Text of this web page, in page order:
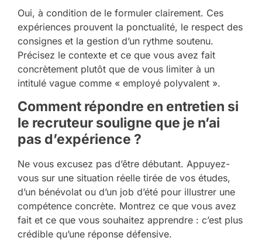
Oui, à condition de le formuler clairement. Ces
expériences prouvent la ponctualité, le respect des
consignes et la gestion d’un rythme soutenu.
Précisez le contexte et ce que vous avez fait
concrètement plutôt que de vous limiter à un
intitulé vague comme « employé polyvalent ».
Comment répondre en entretien si
le recruteur souligne que je n’ai
pas d’expérience ?
Ne vous excusez pas d’être débutant. Appuyez-
vous sur une situation réelle tirée de vos études,
d’un bénévolat ou d’un job d’été pour illustrer une
compétence concrète. Montrez ce que vous avez
fait et ce que vous souhaitez apprendre : c’est plus
crédible qu’une réponse défensive.